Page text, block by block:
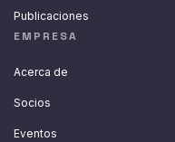
Publicaciones
EMPRESA
Acerca de
Socios
Eventos